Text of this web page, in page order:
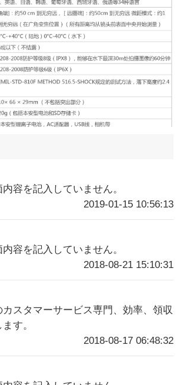
容を記入していません。
2019-01-15 10:56:13
容を記入していません。
2018-08-21 15:10:31
スタマーサービス専門、効率、領収
す。
2018-08-17 06:48:32